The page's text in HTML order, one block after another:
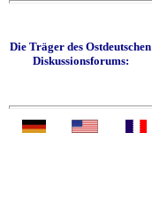
Die Träger des Ostdeutschen
Diskussionsforums: